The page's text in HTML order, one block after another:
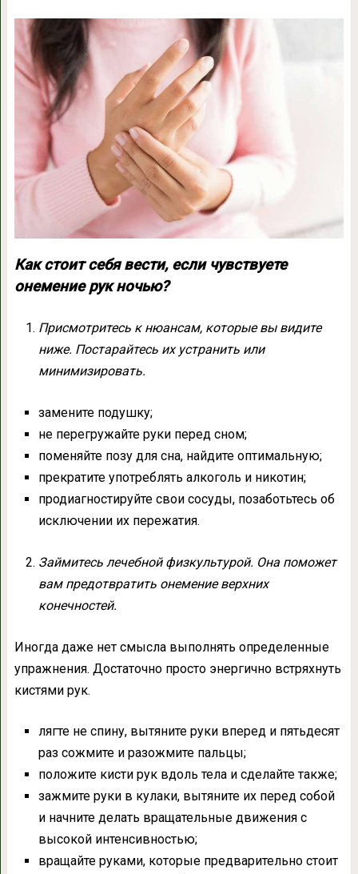
Как стоит себя вести, если чувствуете
онемение рук ночью?
Присмотритесь к нюансам, которые вы видите
ниже. Постарайтесь их устранить или
минимизировать.
замените подушку;
не перегружайте руки перед сном;
поменяйте позу для сна, найдите оптимальную;
прекратите употреблять алкоголь и никотин;
продиагностируйте свои сосуды, позаботьтесь об
исключении их пережатия.
Займитесь лечебной физкультурой. Она поможет
вам предотвратить онемение верхних
конечностей.
Иногда даже нет смысла выполнять определенные
упражнения. Достаточно просто энергично встряхнуть
кистями рук.
лягте не спину, вытяните руки вперед и пятьдесят
раз сожмите и разожмите пальцы;
положите кисти рук вдоль тела и сделайте также;
зажмите руки в кулаки, вытяните их перед собой
и начните делать вращательные движения с
высокой интенсивностью;
вращайте руками, которые предварительно стоит